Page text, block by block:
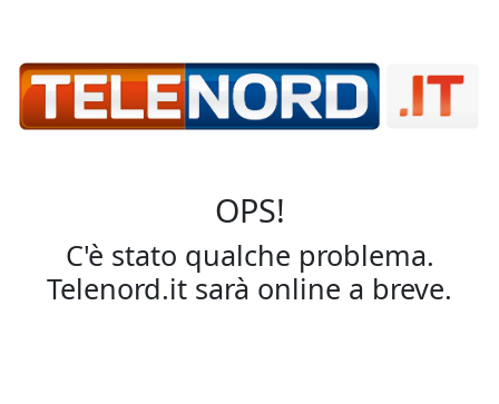
OPS!
C'è stato qualche problema.
Telenord.it sarà online a breve.